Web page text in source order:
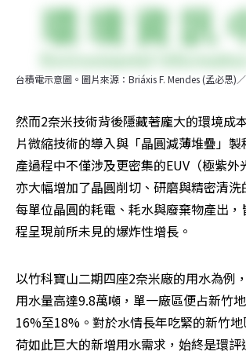
台積電示意圖。圖片來源：Briáxis F. Mendes (孟必思)
然而2奈米技術背後隱藏著龐大的環境成
片微縮技術的導入與「晶圓減薄堆疊」
產過程中不僅涉及更密集的EUV（極紫外
亦大幅增加了晶圓削切、研磨與精密清
每單位晶圓的耗電、耗水與廢棄物產出
程呈現前所未見的爆炸性增長。
以竹科寶山二期四座2奈米廠的用水為例
用水量高達9.8萬噸，單一廠區便占新竹
16%至18%。對於水情長年吃緊的新竹
荷如此巨大的新增用水需求，始終是環評